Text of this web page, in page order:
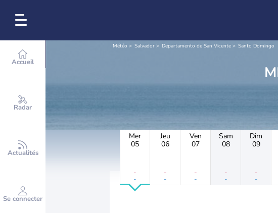
Accueil
Radar
Actualités
Se connecter
Météo Salvador Departamento de San Vicente Santo Domingo
Mer
05
-
-
Jeu
06
-
-
Ven
07
-
-
Sam
08
-
-
Dim
09
-
-